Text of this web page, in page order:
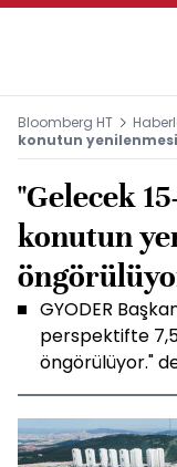
Bloomberg HT
konutun
"Gelecek
konutun
GYODER
perspektifte
öngörülüyor."